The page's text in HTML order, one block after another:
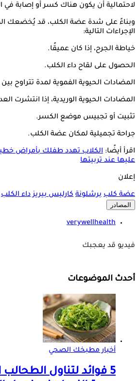
لاحتمالية أن يكون هناك كسر أو إصابة في
وبناءً على شدة عضة الكلب، قد يُخضعك
الإجراءات التالية:
خياطة الجرح، إذا كان عميقًا.
الحصول على لقاح داء الكلب.
المضادات الحيوية الفموية لمدة تتراوح بين 3 و7 أيام.
المضادات الحيوية الوريدية، إذا انتشرت
تثبيت أو تجبيس موضع الكسر.
جراحة تجميلية لمكان عضة الكلب.
اقرأ أيضًا:
عليها عند تربيتها
إعلان
عضة كلب برشلونة كارليس بيريز داء الكلب
المصادر
verywellhealth
فيديو قد يعجبك
أحدث الموضوعات
أخبار مطبخك الصحي
5 فوائد لتناول الطحالب